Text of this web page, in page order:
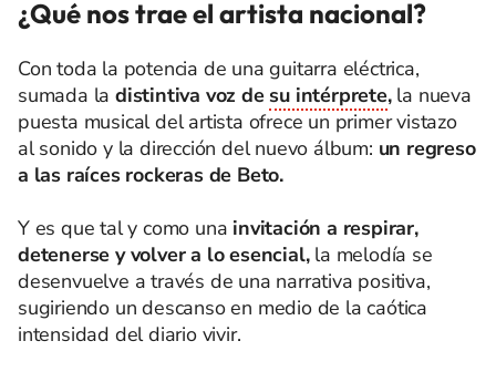
¿Qué nos trae el artista nacional?
Con toda la potencia de una guitarra eléctrica,
sumada ladistintiva voz de su intérprete,la nueva
puesta musical del artista ofrece un primer vistazo
al sonido y la dirección del nuevo álbum: un regreso
a las raíces rockeras de Beto.
Y es que tal y como una invitación a respirar,
detenerse y volver a lo esencial,la melodía se
desenvuelve a través de una narrativa positiva,
sugiriendo un descanso en medio de la caótica
intensidad del diario vivir.